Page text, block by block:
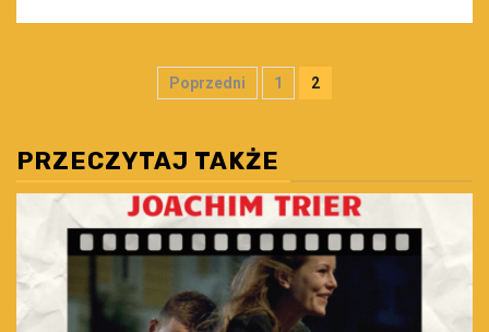
Stronicowanie
Poprzedni 1 2
PRZECZYTAJ TAKŻE